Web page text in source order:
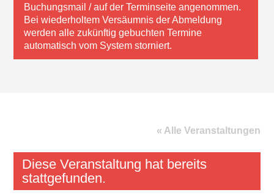
Buchungsmail / auf der Terminseite angenommen.
Bei wiederholtem Versäumnis der Abmeldung
werden alle zukünftig gebuchten Termine
automatisch vom System storniert.
« Alle Veranstaltungen
Diese Veranstaltung hat bereits
stattgefunden.